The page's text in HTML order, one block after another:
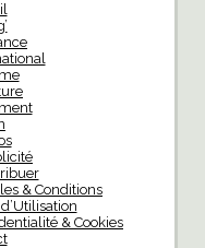
& Conditions
& Cookies